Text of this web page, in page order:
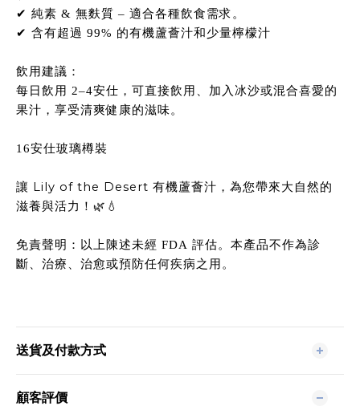
✔ 純素 & 無麩質 – 適合各種飲食需求。
✔ 含有超過 99% 的有機蘆薈汁和少量檸檬汁
飲用建議：
每日飲用 2–4安仕，可直接飲用、加入冰沙或混合喜愛的
果汁，享受清爽健康的滋味。
16安仕玻璃樽裝
讓 Lily of the Desert 有機蘆薈汁，為您帶來大自然的
滋養與活力！ 🌿💧
免責聲明：以上陳述未經 FDA 評估。本產品不作為診
斷、治療、治愈或預防任何疾病之用。
送貨及付款方式
顧客評價